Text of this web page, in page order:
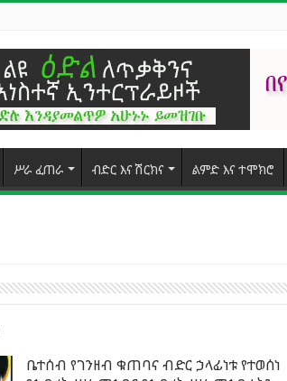
ሥራ ፈጠራ ብድር እና ሽርክና ልምድ እና ተሞክሮ
ቤተሰብ የገንዘብ ቁጠባና ብድር ኃላፊነቱ የተወሰነ